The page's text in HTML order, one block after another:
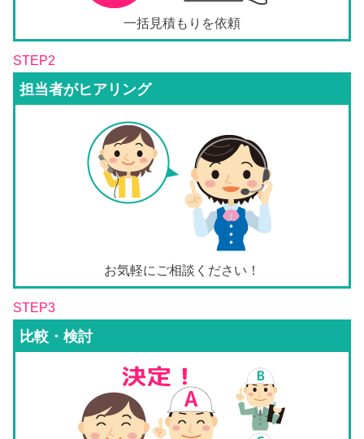
一括見積もりを依頼
STEP2
担当者がヒアリング
お気軽にご相談ください！
STEP3
比較・検討